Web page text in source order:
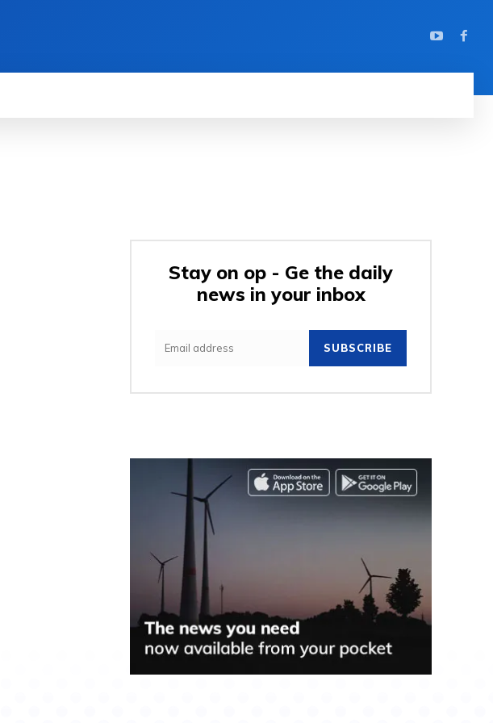
Stay on op - Ge the daily
news in your inbox
SUBSCRIBE